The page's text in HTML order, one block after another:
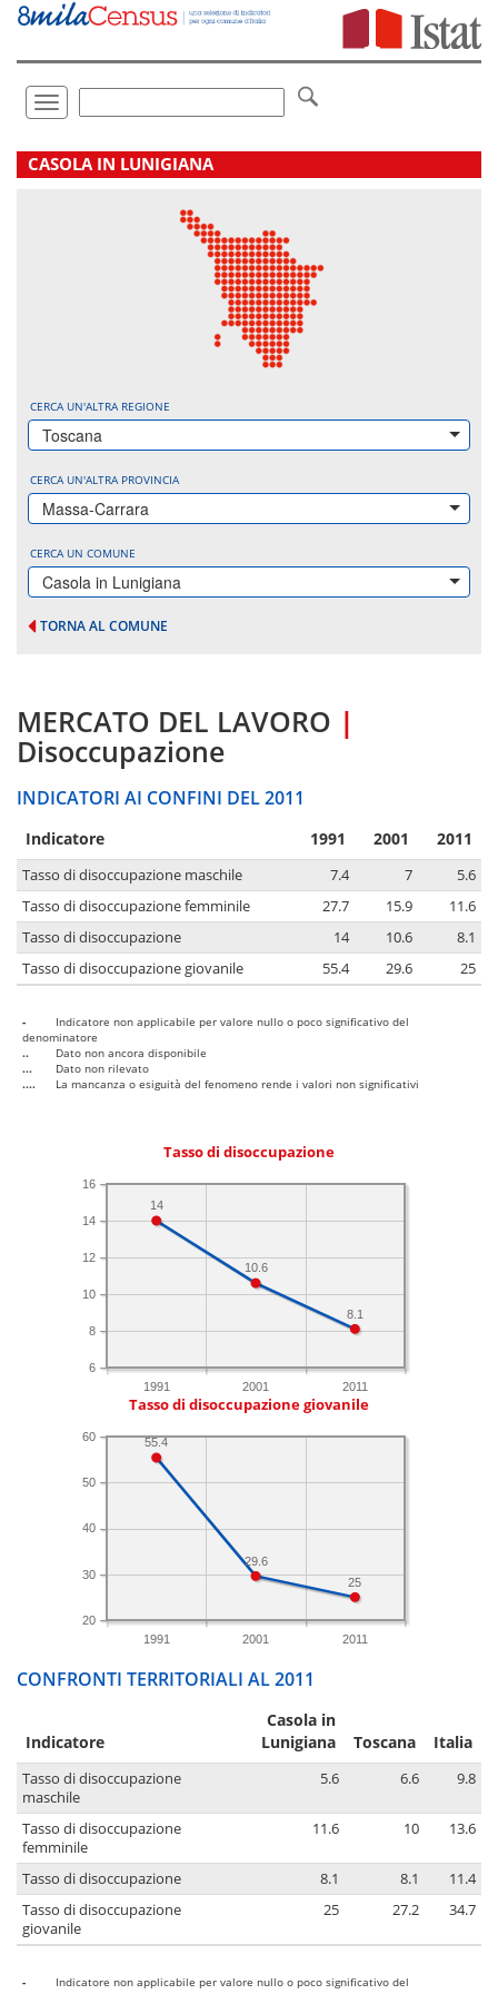
Vai
direttamente
Toggle
navigation
.
CASOLA IN LUNIGIANA
CERCA UN'ALTRA REGIONE
Toscana
CERCA UN'ALTRA PROVINCIA
Massa-Carrara
CERCA UN COMUNE
Casola in Lunigiana
TORNA AL COMUNE
MERCATO DEL LAVORO |
Disoccupazione
INDICATORI AI CONFINI DEL 2011
Indicatore 1991 2001 2011
Tasso di disoccupazione maschile 7.4 7
5.6
Tasso di disoccupazione femminile
27.7 15.9
11.6
Tasso di disoccupazione
14 10.6
8.1
Tasso di disoccupazione giovanile
55.4 29.6 25
-
Indicatore non applicabile per valore nullo o poco significativo del
denominatore
..
Dato non ancora disponibile
...
Dato non rilevato
....
La mancanza o esiguità del fenomeno rende i valori non significativi
Tasso di disoccupazione
1991 2001 2011
6
8
10
12
14
16
8.1
10.6
14
Tasso di disoccupazione giovanile
1991 2001 2011
20
30
40
50
60
25
29.6
55.4
CONFRONTI TERRITORIALI AL 2011
Indicatore
Casola in
Lunigiana
Toscana Italia
Tasso di disoccupazione
maschile
5.6 6.6 9.8
Tasso di disoccupazione
femminile
11.6 10 13.6
Tasso di disoccupazione 8.1 8.1
11.4
Tasso di disoccupazione
giovanile
25 27.2 34.7
-
Indicatore non applicabile per valore nullo o poco significativo del